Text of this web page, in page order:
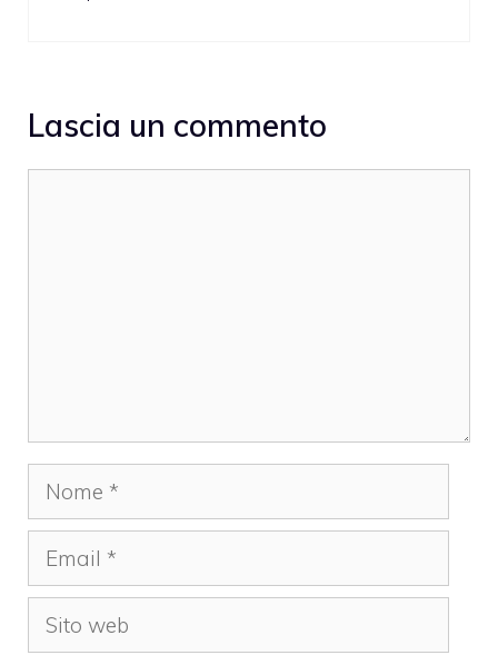
Lascia un commento
Nome
Email
Sito
web